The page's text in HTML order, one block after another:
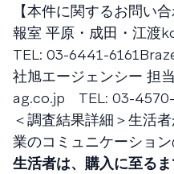
【本件に関するお問い
報室 平原・成田・江渡
TEL: 03-6441-
社旭エージェンシー 担
ag.co.jp TEL: 03-
＜調査結果詳細＞生活
業のコミュニケーショ
生活者は、購入に至る